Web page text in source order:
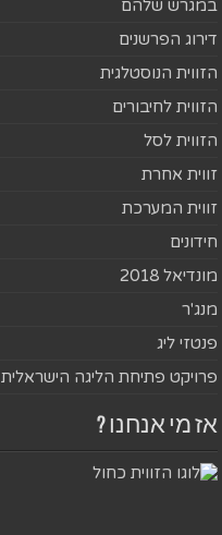
במגרש שלהם
דירוג הפרשנים
הזווית הנוסטלגית
הזווית לחיבורים
הזווית לסל
זווית אחרת
זווית המערכת
חידונים
מונדיאל 2018
מנג'ר
פנטזי ליג
פרויקט פתיחת הליגה הישראלית
אז מי אנחנו ?